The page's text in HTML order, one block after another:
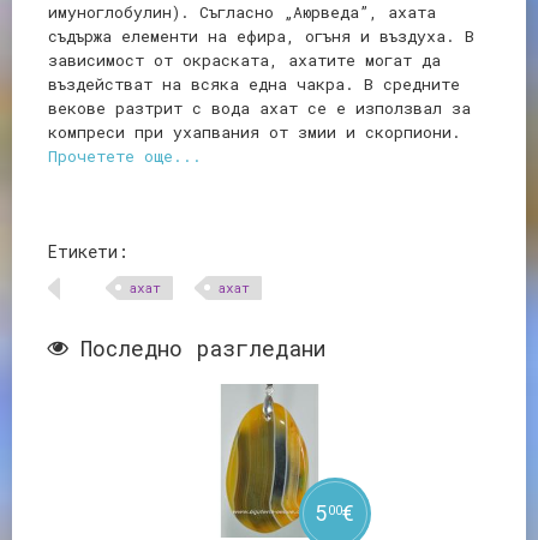
имуноглобулин). Съгласно „Аюрведа”, ахата
съдържа елементи на ефира, огъня и въздуха. В
зависимост от окраската, ахатите могат да
въздействат на всяка една чакра. В средните
векове разтрит с вода ахат се е използвал за
компреси при ухапвания от змии и скорпиони.
Прочетете още...
Етикети:
aхат ахат
Последно разгледани
500€